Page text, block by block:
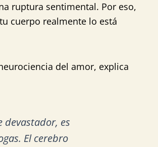
ruptura sentimental. Por eso,
cuerpo realmente lo está
del amor, explica
devastador, es
El cerebro